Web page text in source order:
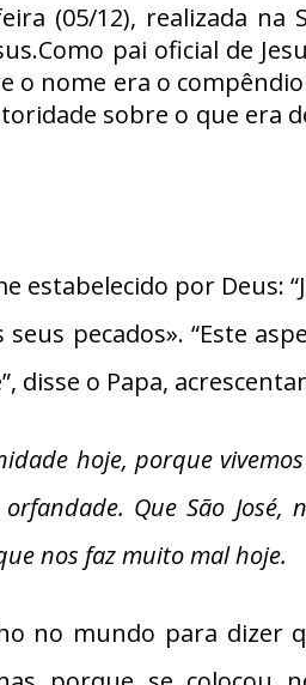
(05/12), realizada na
pai oficial de
nome era o
sobre o que era
por Deus:
pecados». “Este
disse o Papa,
hoje, porque
Que São
nos faz muito mal hoje.
no mundo para dizer